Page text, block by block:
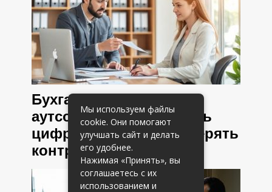
Бухгалтерские услуги
аутсорсинг: как передать
цифры профи и не потерять
контроль
Мы используем файлы
cookie. Они помогают
улучшать сайт и делать
его удобнее.
Нажимая «Принять», вы
соглашаетесь с их
использованием и